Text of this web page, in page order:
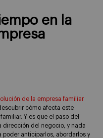
en la
de la empresa familiar
cómo afecta este
Y es que el paso del
dirección del negocio, y nada
poder anticiparlos, abordarlos y